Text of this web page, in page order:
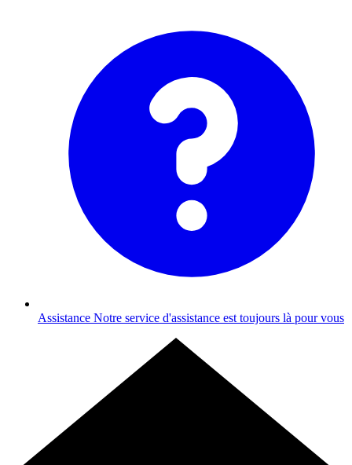
Assistance Notre service d'assistance est toujours là pour vous